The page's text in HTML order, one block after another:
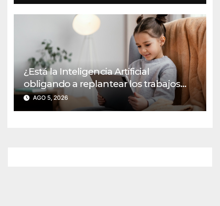
¿Está la Inteligencia Artificial
obligando a replantear los trabajos
escolares?
AGO 5, 2026